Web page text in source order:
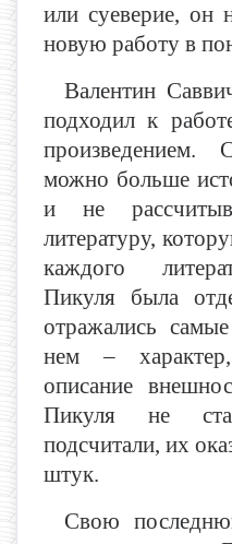
или суеверие, он
новую работу в
Валентин
подходил к
произведением.
можно больше
и не
литературу,
каждого
Пикуля была
отражались
нем –
описание
Пикуля не
подсчитали, их
штук.
Свою